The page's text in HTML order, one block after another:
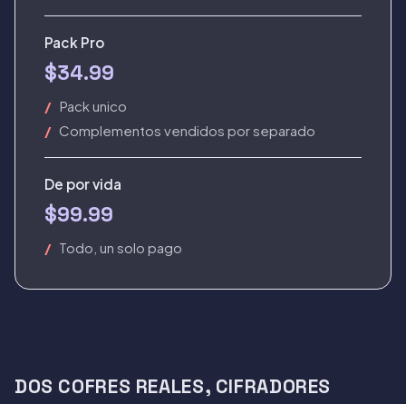
Pack Pro
$34.99
Pack unico
Complementos vendidos por separado
De por vida
$99.99
Todo, un solo pago
DOS COFRES REALES, CIFRADORES